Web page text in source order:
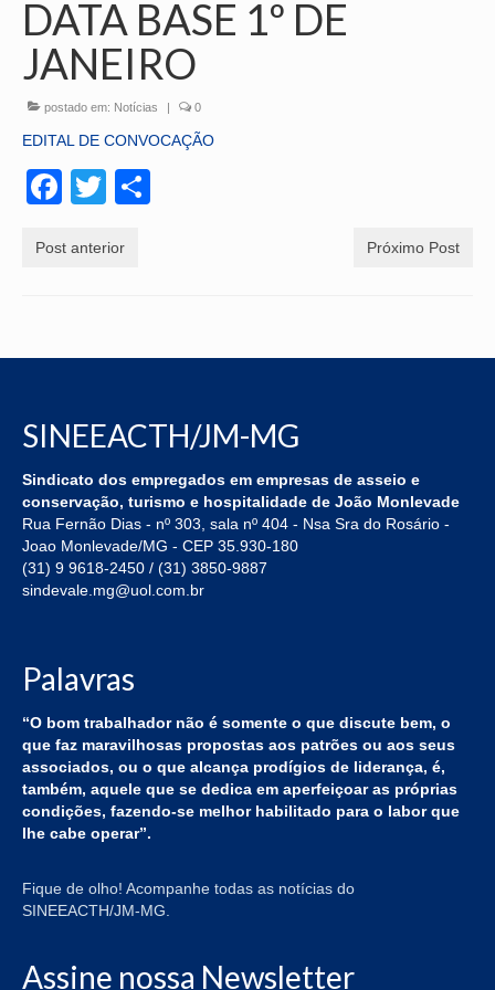
Contribuições
Contribuição Sindical
Contribuição Assistencial/Confederativa
Evolução do Salário Mínimo
Salário Família
FGTS
Docs. Rescisão Contratual
Mídias
Notícias
DATA BASE 1º DE
JANEIRO
postado em: Notícias | 0
EDITAL DE CONVOCAÇÃO
Facebook
Twitter
Post anterior Próximo Post
SINEEACTH/JM-MG
Sindicato dos empregados em empresas de asseio e
conservação, turismo e hospitalidade de João Monlevade
Rua Fernão Dias - nº 303, sala nº 404 - Nsa Sra do Rosário -
Joao Monlevade/MG - CEP 35.930-180
(31) 9 9618-2450 / (31) 3850-9887
sindevale.mg@uol.com.br
Palavras
“O bom trabalhador não é somente o que discute bem, o
que faz maravilhosas propostas aos patrões ou aos seus
associados, ou o que alcança prodígios de liderança, é,
também, aquele que se dedica em aperfeiçoar as próprias
condições, fazendo-se melhor habilitado para o labor que
lhe cabe operar”.
Fique de olho! Acompanhe todas as notícias do
SINEEACTH/JM-MG.
Assine nossa Newsletter